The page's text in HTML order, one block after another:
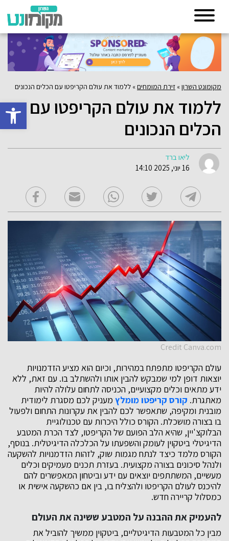
פתח
מקומונט השרון» זירת המומחים» ללמוד את עולם הקריפטו עם הכלים הנכונים
ללמוד את עולם הקריפטו עם
הכלים הנכונים
ליאו ברד
16 יוני, 2025 14:10
Credit Canva.com
עולם הקריפטו מתפתח במהירות, וכיום הוא מציע הזדמנויות
יוצאות דופן למי שמבקש להבין אותו ולהשתלב בו. עם זאת, ללא
ידע מתאים וכלים מקצועיים, הכניסה לתחום עלולה להיות
מאתגרת. קורס קריפטו מומלץ מעניק לכם מסגרת לימודית
מובנית ומקיפה, שתאפשר לכם להבין את עקרונות התחום ולפעול
בו בצורה מושכלת. הקורס כולל היכרות עם טכנולוגיית
הבלוקצ'יין, שהיא הלב הפועם של הקריפטו, לצד הכרת המטבע
הדיגיטלי ביטקוין לעומק והשפעתו על הכלכלה הדיגיטלית. בנוסף,
הקורס מלמד כיצד לנתח מגמות שוק, לזהות הזדמנויות להשקעה
ולנהל סיכונים בצורה מקצועית. בעזרת תכנים מעמיקים וכלים
מעשיים, המשתתפים יוצאים עם ידע וביטחון המאפשרים להם
להיכנס לעולם הקריפטו ולהצליח בו, בין אם כהשקעה אישית או
כמסלול קריירה חדש.
להעמיק את ההבנה על המטבע ששינה את העולם
מבין כל המטבעות הדיגיטליים, ביטקוין ממשיך להוביל את